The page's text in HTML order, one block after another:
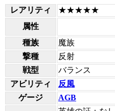
レアリティ
★★★★★
属性
種族
魔族
撃種
反射
戦型
バランス
アビリティ
反風
ゲージ
AGB